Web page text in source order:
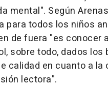
mental". Según
para todos los niños
de fuera "es conocer
sobre todo, dados los
calidad en cuanto a la
lectora".